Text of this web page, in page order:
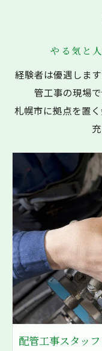
やる気と
経験者は優遇しま
管工事の現場
札幌市に拠点を置
配管工事スタッ